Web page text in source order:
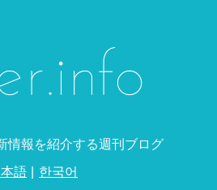
情報を紹介する週刊ブログ
本語 한국어